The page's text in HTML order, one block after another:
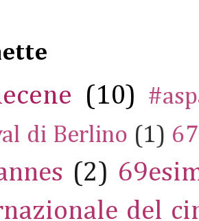
(10)
di Berlino (1)
(2)
del